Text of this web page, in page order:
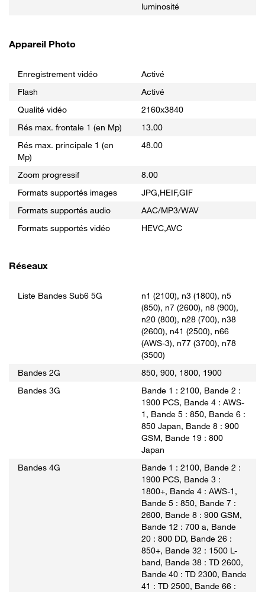
luminosité
Appareil Photo
Enregistrement vidéo
Activé
Flash
Activé
Qualité vidéo
2160x3840
Rés max. frontale 1 (en Mp)
13.00
Rés max. principale 1 (en
Mp)
48.00
Zoom progressif
8.00
Formats supportés images
JPG,HEIF,GIF
Formats supportés audio
AAC/MP3/WAV
Formats supportés vidéo
HEVC,AVC
Réseaux
Liste Bandes Sub6 5G
n1 (2100), n3 (1800), n5
(850), n7 (2600), n8 (900),
n20 (800), n28 (700), n38
(2600), n41 (2500), n66
(AWS-3), n77 (3700), n78
(3500)
Bandes 2G
850, 900, 1800, 1900
Bandes 3G
Bande 1 : 2100, Bande 2 :
1900 PCS, Bande 4 : AWS-
1, Bande 5 : 850, Bande 6 :
850 Japan, Bande 8 : 900
GSM, Bande 19 : 800
Japan
Bandes 4G
Bande 1 : 2100, Bande 2 :
1900 PCS, Bande 3 :
1800+, Bande 4 : AWS-1,
Bande 5 : 850, Bande 7 :
2600, Bande 8 : 900 GSM,
Bande 12 : 700 a, Bande
20 : 800 DD, Bande 26 :
850+, Bande 32 : 1500 L-
band, Bande 38 : TD 2600,
Bande 40 : TD 2300, Bande
41 : TD 2500, Bande 66 :